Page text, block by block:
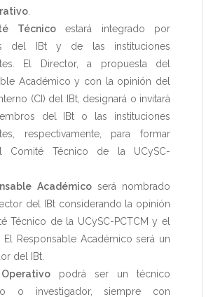
Técnicoestará integrado por
del IBt y de las instituciones
El Director, a propuesta del
Académico y con la opinión del
(CI) del IBt, designará o invitará
del IBt o las instituciones
respectivamente, para formar
Comité Técnico de la UCySC-
Académicoserá nombrado
del IBt considerando la opinión
Técnico de la UCySC-PCTCM y el
El Responsable Académico será un
del IBt.
podrá ser un técnico
o investigador, siempre con